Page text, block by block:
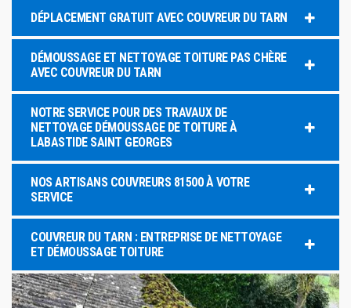
DÉPLACEMENT GRATUIT AVEC COUVREUR DU TARN
DÉMOUSSAGE ET NETTOYAGE TOITURE PAS CHÈRE
AVEC COUVREUR DU TARN
NOTRE SERVICE POUR DES TRAVAUX DE
NETTOYAGE DÉMOUSSAGE DE TOITURE À
LABASTIDE SAINT GEORGES
NOS ARTISANS COUVREURS 81500 À VOTRE
SERVICE
COUVREUR DU TARN : ENTREPRISE DE NETTOYAGE
ET DÉMOUSSAGE TOITURE